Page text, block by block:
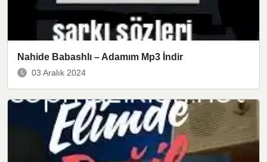
Nahide Babashlı – Adamım Mp3 İndir
03 Aralık 2024